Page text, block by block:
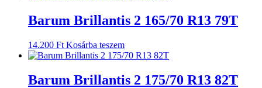
Barum Brillantis 2 165/70 R13 79T
14.200 Ft Kosárba teszem
Barum Brillantis 2 175/70 R13 82T